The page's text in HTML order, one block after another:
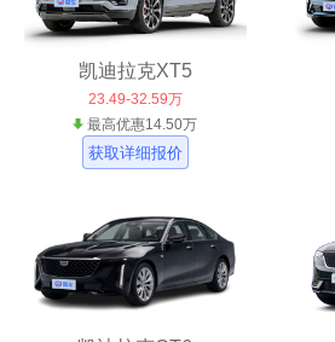
凯迪拉克XT5
23.49-32.59万
最高优惠14.50万
获取详细报价